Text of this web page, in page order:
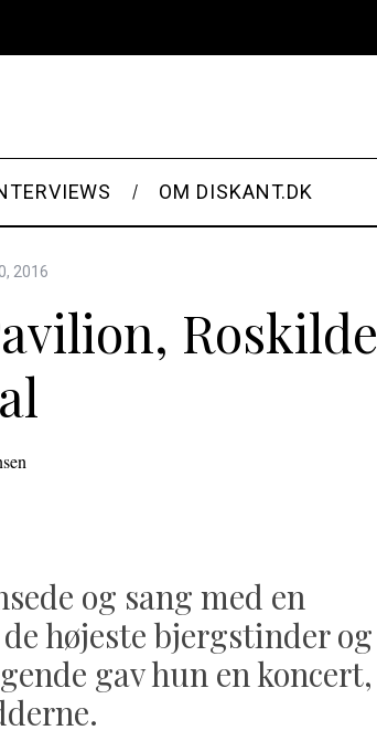
OM DISKANT.DK
2016
Roskilde
og sang med en
højeste bjergstinder og
gav hun en koncert,